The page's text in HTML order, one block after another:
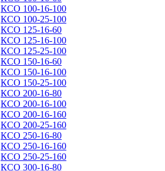
КСО 100-16-100
КСО 100-25-100
КСО 125-16-60
КСО 125-16-100
КСО 125-25-100
КСО 150-16-60
КСО 150-16-100
КСО 150-25-100
КСО 200-16-80
КСО 200-16-100
КСО 200-16-160
КСО 200-25-160
КСО 250-16-80
КСО 250-16-160
КСО 250-25-160
КСО 300-16-80